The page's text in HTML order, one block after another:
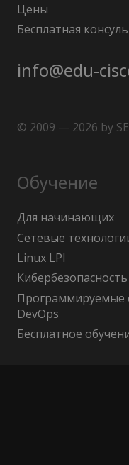
Цены
Бесплатная
info@edu-
© 2009 — 2026 by
Обучение
Для начинающих
Сетевые
Linux LPI
Кибербезопасность
Программируемые
DevOps
Бесплатное